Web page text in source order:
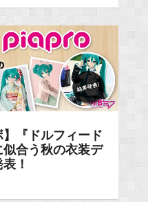
】『ドルフィード
合う秋の衣装デ
！